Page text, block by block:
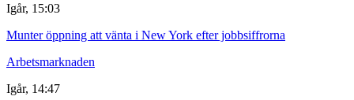
Igår, 15:03
Munter öppning att vänta i New York efter jobbsiffrorna
Arbetsmarknaden
Igår, 14:47